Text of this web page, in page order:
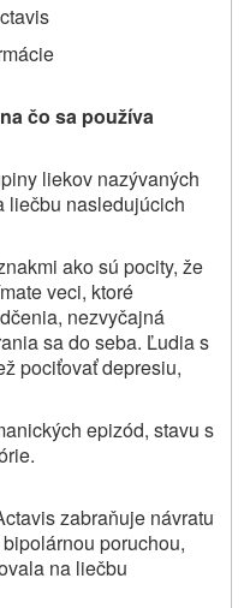
čo sa používa
liekov nazývaných
liečbu nasledujúcich
ako sú pocity, že
veci, ktoré
nezvyčajná
sa do seba. Ľudia s
pociťovať depresiu,
epizód, stavu s
zabraňuje návratu
poruchou,
na liečbu